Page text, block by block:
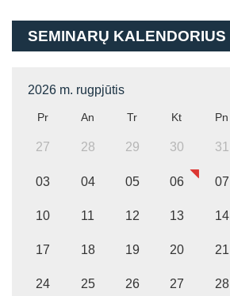
SEMINARŲ KALENDORIUS
2026 m. rugpjūtis
Pr An Tr Kt Pn
27 28 29 30 31
03 04 05 06 07
10 11 12 13 14
17 18 19 20 21
24 25 26 27 28